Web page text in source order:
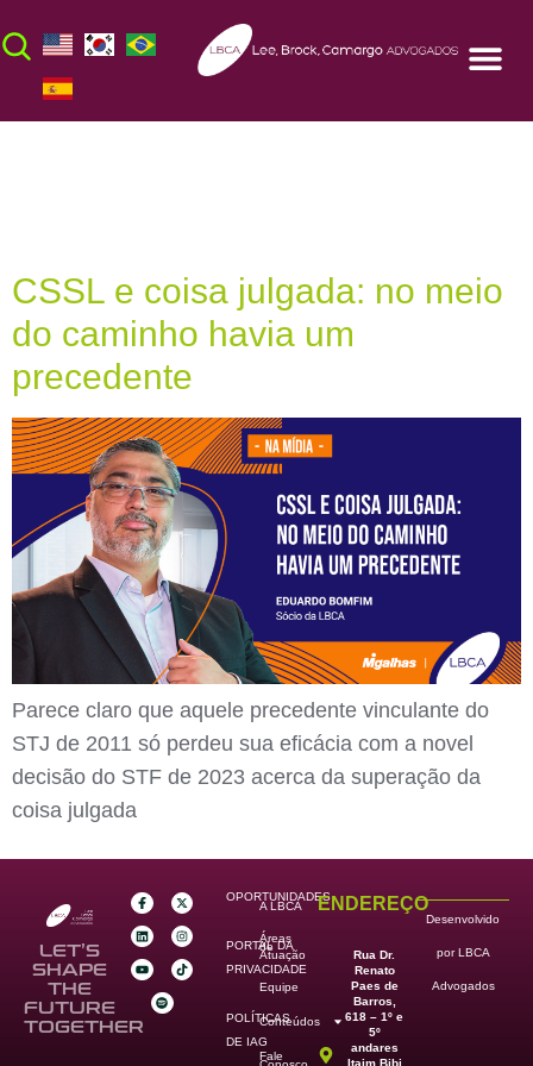
CSSL e coisa julgada: no meio
do caminho havia um
precedente
Parece claro que aquele precedente vinculante do
STJ de 2011 só perdeu sua eficácia com a novel
decisão do STF de 2023 acerca da superação da
coisa julgada
LET’S
SHAPE
THE
FUTURE
TOGETHER
OPORTUNIDADES
PORTAL DA
PRIVACIDADE
POLÍTICAS
DE IAG
A LBCA
Áreas
de
Atuação
Equipe
Conteúdos
Fale
ENDEREÇO
Rua Dr.
Renato
Paes de
Barros,
618 – 1º e
5º
andares
Itaim Bibi
Desenvolvido
por LBCA
Advogados